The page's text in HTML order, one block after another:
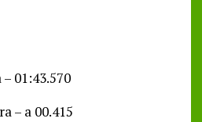
01:43.570
– a 00.415